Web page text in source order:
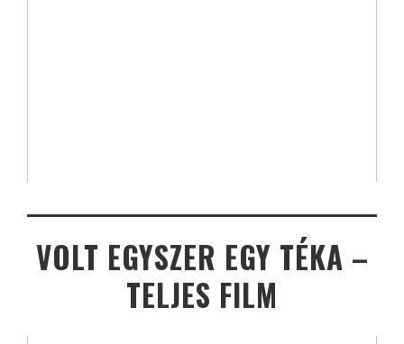
VOLT EGYSZER EGY TÉKA –
TELJES FILM